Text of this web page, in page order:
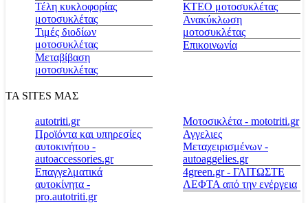
Τέλη κυκλοφορίας
μοτοσυκλέτας
Τιμές διοδίων
μοτοσυκλέτας
Μεταβίβαση
μοτοσυκλέτας
ΚΤΕΟ μοτοσυκλέτας
Ανακύκλωση
μοτοσυκλέτας
Επικοινωνία
ΤΑ SITES ΜΑΣ
autotriti.gr
Προϊόντα και υπηρεσίες
αυτοκινήτου -
autoaccessories.gr
Επαγγελματικά
αυτοκίνητα -
pro.autotriti.gr
Μοτοσικλέτα - mototriti.gr
Αγγελιες
Μεταχειρισμένων -
autoaggelies.gr
4green.gr - ΓΛΙΤΩΣΤΕ
ΛΕΦΤΑ από την ενέργεια